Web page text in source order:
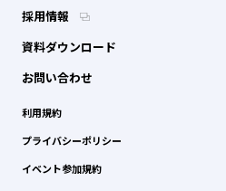
採用情報
資料ダウンロード
お問い合わせ
利用規約
プライバシーポリシー
イベント参加規約